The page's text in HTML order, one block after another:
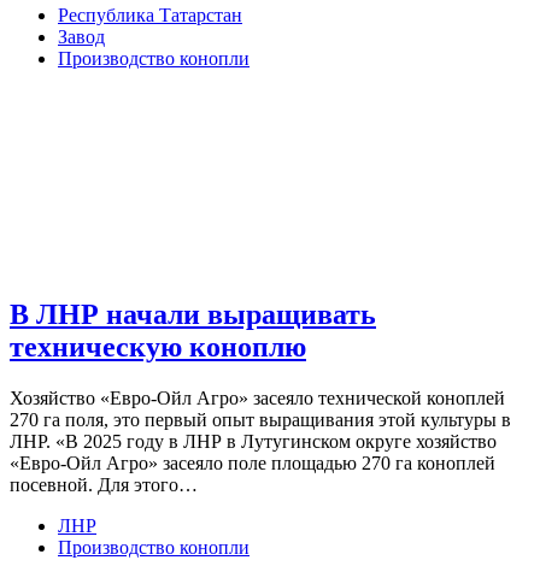
Республика Татарстан
Завод
Производство конопли
В ЛНР начали выращивать
техническую коноплю
Хозяйство «Евро-Ойл Агро» засеяло технической коноплей
270 га поля, это первый опыт выращивания этой культуры в
ЛНР. «В 2025 году в ЛНР в Лутугинском округе хозяйство
«Евро-Ойл Агро» засеяло поле площадью 270 га коноплей
посевной. Для этого…
ЛНР
Производство конопли